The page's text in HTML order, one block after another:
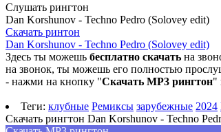
Слушать рингтон
Dan Korshunov - Techno Pedro (Solovey edit)
Скачать ринтон
Dan Korshunov - Techno Pedro (Solovey edit)
Здесь ты можешь бесплатно скачать на
на звонок, ты можешь его полностью
- нажми на кнопку "Скачать MP3 рингтон"
Теги: клубные Ремиксы зарубежные 2024
Скачать рингтон Dan Korshunov - Techno